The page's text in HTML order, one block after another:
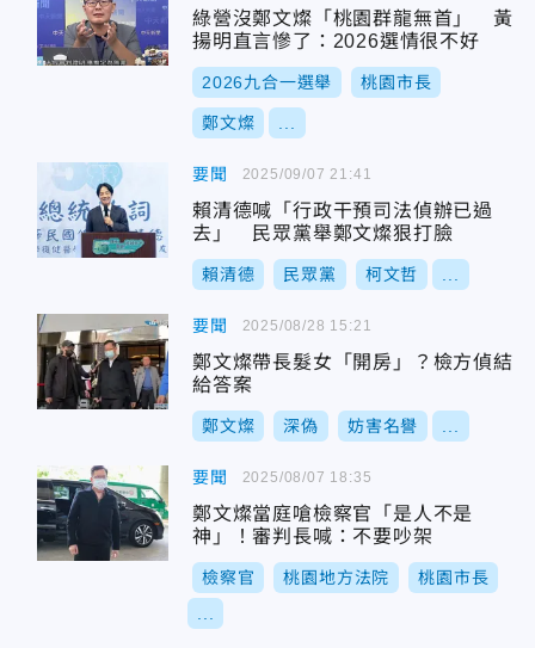
綠營沒鄭文燦「桃園群龍無首」 黃
揚明直言慘了：2026選情很不好
2026九合一選舉 桃園市長
鄭文燦
要聞
賴清德喊「行政干預司法偵辦已過
去」 民眾黨舉鄭文燦狠打臉
賴清德 民眾黨 柯文哲
2025/09/07 21:41
要聞
鄭文燦帶長髮女「開房」？檢方偵結
給答案
鄭文燦 深偽 妨害名譽
2025/08/28 15:21
要聞
鄭文燦當庭嗆檢察官「是人不是
神」！審判長喊：不要吵架
檢察官 桃園地方法院 桃園市長
2025/08/07 18:35